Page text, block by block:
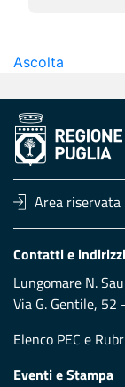
Ascolta
Area riservata
Contatti e indirizzi
Lungomare N.
Via G. Gentile,
Elenco PEC e
Eventi e Stampa